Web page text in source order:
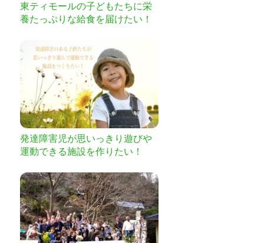
東ティモールの子どもたちに栄
養たっぷりな給食を届けたい！
発達障害児が思いっきり遊びや
運動できる施設を作りたい！